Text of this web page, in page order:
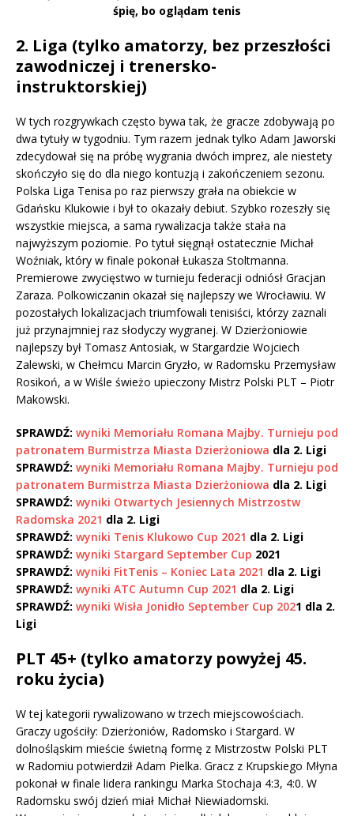
śpię, bo oglądam tenis
2. Liga (tylko amatorzy, bez przeszłości
zawodniczej i trenersko-
instruktorskiej)
W tych rozgrywkach często bywa tak, że gracze zdobywają po
dwa tytuły w tygodniu. Tym razem jednak tylko Adam Jaworski
zdecydował się na próbę wygrania dwóch imprez, ale niestety
skończyło się do dla niego kontuzją i zakończeniem sezonu.
Polska Liga Tenisa po raz pierwszy grała na obiekcie w
Gdańsku Klukowie i był to okazały debiut. Szybko rozeszły się
wszystkie miejsca, a sama rywalizacja także stała na
najwyższym poziomie. Po tytuł sięgnął ostatecznie Michał
Woźniak, który w finale pokonał Łukasza Stoltmanna.
Premierowe zwycięstwo w turnieju federacji odniósł Gracjan
Zaraza. Polkowiczanin okazał się najlepszy we Wrocławiu. W
pozostałych lokalizacjach triumfowali tenisiści, którzy zaznali
już przynajmniej raz słodyczy wygranej. W Dzierżoniowie
najlepszy był Tomasz Antosiak, w Stargardzie Wojciech
Zalewski, w Chełmcu Marcin Gryzło, w Radomsku Przemysław
Rosikoń, a w Wiśle świeżo upieczony Mistrz Polski PLT – Piotr
Makowski.
SPRAWDŹ: wyniki Memoriału Romana Majby. Turnieju pod
patronatem Burmistrza Miasta Dzierżoniowa dla 2. Ligi
SPRAWDŹ: wyniki Memoriału Romana Majby. Turnieju pod
patronatem Burmistrza Miasta Dzierżoniowa dla 2. Ligi
SPRAWDŹ: wyniki Otwartych Jesiennych Mistrzostw
Radomska 2021 dla 2. Ligi
SPRAWDŹ: wyniki Tenis Klukowo Cup 2021 dla 2. Ligi
SPRAWDŹ: wyniki Stargard September Cup 2021
SPRAWDŹ: wyniki FitTenis – Koniec Lata 2021 dla 2. Ligi
SPRAWDŹ: wyniki ATC Autumn Cup 2021 dla 2. Ligi
SPRAWDŹ: wyniki Wisła Jonidło September Cup 2021 dla 2.
Ligi
PLT 45+ (tylko amatorzy powyżej 45.
roku życia)
W tej kategorii rywalizowano w trzech miejscowościach.
Graczy ugościły: Dzierżoniów, Radomsko i Stargard. W
dolnośląskim mieście świetną formę z Mistrzostw Polski PLT
w Radomiu potwierdził Adam Pielka. Gracz z Krupskiego Młyna
pokonał w finale lidera rankingu Marka Stochaja 4:3, 4:0. W
Radomsku swój dzień miał Michał Niewiadomski.